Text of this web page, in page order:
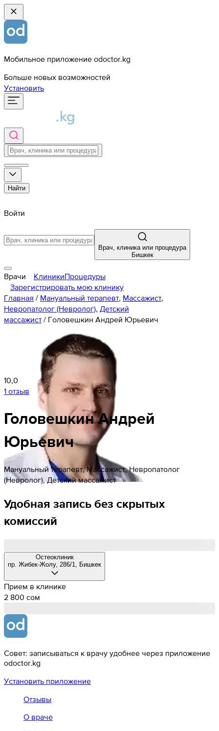
Мобильное приложение odoctor.kg
Больше новых возможностей
Установить
Найти
Войти
Врач, клиника или процедура
Бишкек
Врачи КлиникиПроцедуры
Зарегистрировать мою клинику
Главная / Мануальный терапевт, Массажист,
Невропатолог (Невролог), Детский
массажист / Головешкин Андрей Юрьевич
10,0
1 отзыв
ГоловешкинАндрей
Юрьевич
Мануальный терапевт, Массажист, Невропатолог
(Невролог), Детский массажист
Удобная запись без скрытых
комиссий
Остеоклиник
​пр. Жибек-Жолу, 286/1, Бишкек
Прием в клинике
2 800 cом
Совет: записываться к врачу удобнее через приложение
odoctor.kg
Установить приложение
Отзывы
О враче